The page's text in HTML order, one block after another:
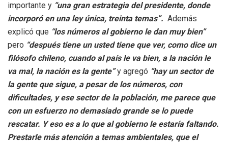
importante y “una gran estrategia del presidente, donde
incorporó en una ley única, treinta temas”. Además
explicó que “los números al gobierno le dan muy bien”
pero “después tiene un usted tiene que ver, como dice un
filósofo chileno, cuando al país le va bien, a la nación le
va mal, la nación es la gente”y agregó “hay un sector de
la gente que sigue, a pesar de los números, con
dificultades, y ese sector de la población, me parece que
con un esfuerzo no demasiado grande se lo puede
rescatar. Y eso es a lo que al gobierno le estaría faltando.
Prestarle más atención a temas ambientales, que el